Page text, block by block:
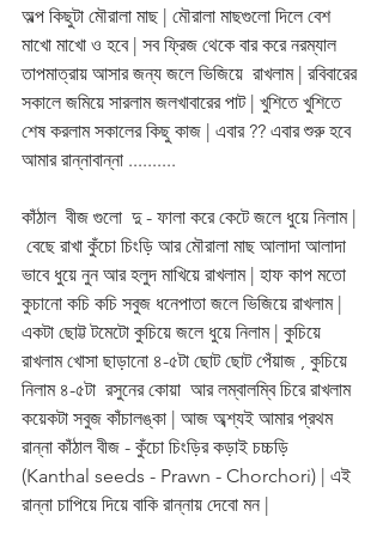
অল্প কিছুটা মৌরালা মাছ | মৌরালা মাছগুলো দিলে বেশ
মাখো মাখো ও হবে | সব ফ্রিজ থেকে বার করে নরম্যাল
তাপমাত্রায় আসার জন্য জলে ভিজিয়ে  রাখলাম | রবিবারের
সকালে জমিয়ে সারলাম জলখাবারের পাট | খুশিতে খুশিতে
শেষ করলাম সকালের কিছু কাজ | এবার ?? এবার শুরু হবে
আমার রান্নাবান্না ..........
কাঁঠাল  বীজ গুলো  দু - ফালা করে কেটে জলে ধুয়ে নিলাম |
বেছে রাখা কুঁচো চিংড়ি আর মৌরালা মাছ আলাদা আলাদা
ভাবে ধুয়ে নুন আর হলুদ মাখিয়ে রাখলাম | হাফ কাপ মতো
কুচানো কচি কচি সবুজ ধনেপাতা জলে ভিজিয়ে রাখলাম |
একটা ছোট্ট টমেটো কুচিয়ে জলে ধুয়ে নিলাম | কুচিয়ে
রাখলাম খোসা ছাড়ানো ৪-৫টা ছোট ছোট পেঁয়াজ , কুচিয়ে
নিলাম ৪-৫টা  রসুনের কোয়া  আর লম্বালম্বি চিরে রাখলাম
কয়েকটা সবুজ কাঁচালঙ্কা | আজ অব্শ্যই আমার প্রথম
রান্না কাঁঠাল বীজ - কুঁচো চিংড়ির কড়াই চচ্চড়ি
(Kanthal seeds - Prawn - Chorchori) | এই
রান্না চাপিয়ে দিয়ে বাকি রান্নায় দেবো মন |